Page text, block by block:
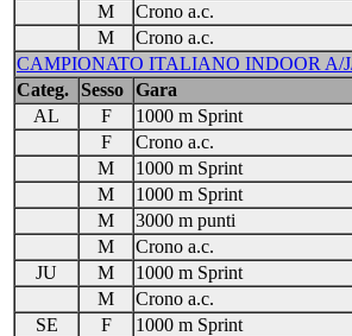
M
Crono a.c.
M
Crono a.c.
CAMPIONATO ITALIANO INDOOR A/
Categ. Sesso Gara
AL
F 1000 m Sprint
F
Crono a.c.
M
1000 m Sprint
M
1000 m Sprint
M
3000 m punti
M
Crono a.c.
JU
M 1000 m Sprint
M
Crono a.c.
SE
F 1000 m Sprint